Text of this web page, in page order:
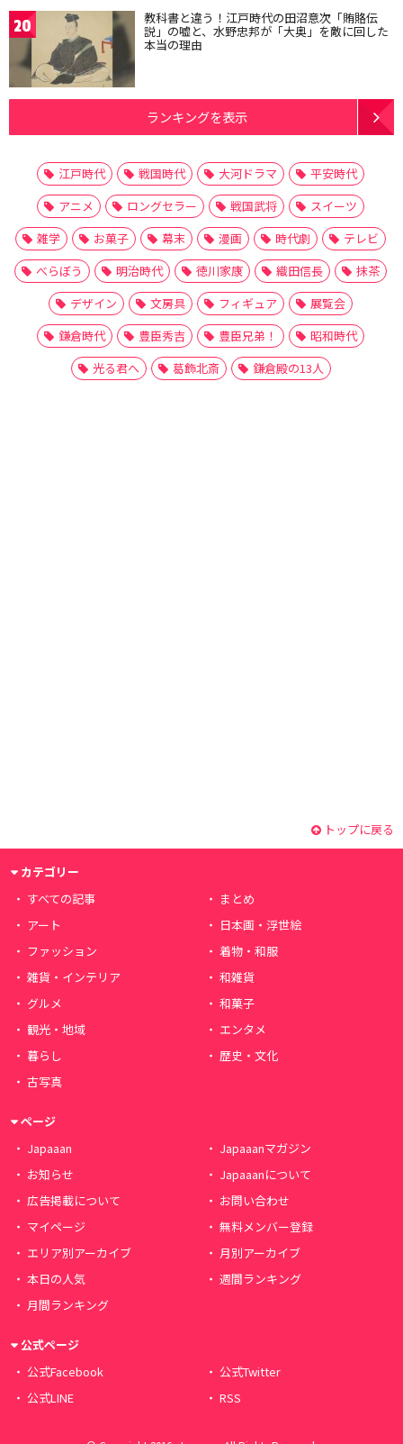
20 教科書と違う！江戸時代の田沼意次「賄賂伝
説」の嘘と、水野忠邦が「大奥」を敵に回した
本当の理由
ランキングを表示
江戸時代 戦国時代 大河ドラマ
平安時代
アニメ
ロングセラー 戦国武将
スイーツ
雑学
お菓子 幕末 漫画 時代劇
テレビ
べらぼう
明治時代 徳川家康 織田信長
抹茶
デザイン
文房具 フィギュア
展覧会
鎌倉時代
豊臣秀吉 豊臣兄弟！
昭和時代
光る君へ
葛飾北斎 鎌倉殿の13人
トップに戻る
カテゴリー
すべての記事
まとめ
アート
日本画・浮世絵
ファッション
着物・和服
雑貨・インテリア
和雑貨
グルメ
和菓子
観光・地域
エンタメ
暮らし
歴史・文化
古写真
ページ
Japaaan
Japaaanマガジン
お知らせ
Japaaanについて
広告掲載について
お問い合わせ
マイページ
無料メンバー登録
エリア別アーカイブ
月別アーカイブ
本日の人気
週間ランキング
月間ランキング
公式ページ
公式Facebook
公式Twitter
公式LINE
RSS